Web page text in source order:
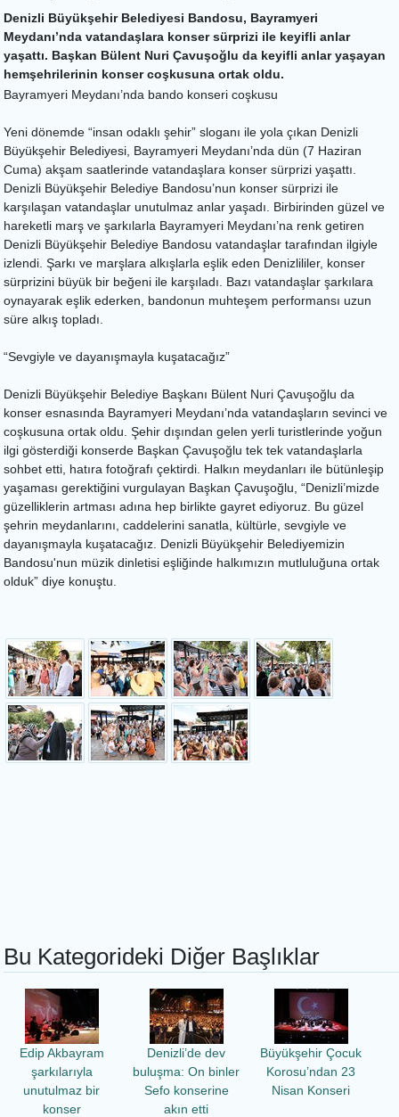
Denizli Büyükşehir Belediyesi Bandosu, Bayramyeri
Meydanı’nda vatandaşlara konser sürprizi ile keyifli anlar
yaşattı. Başkan Bülent Nuri Çavuşoğlu da keyifli anlar yaşayan
hemşehrilerinin konser coşkusuna ortak oldu.
Bayramyeri Meydanı’nda bando konseri coşkusu
Yeni dönemde “insan odaklı şehir” sloganı ile yola çıkan Denizli
Büyükşehir Belediyesi, Bayramyeri Meydanı’nda dün (7 Haziran
Cuma) akşam saatlerinde vatandaşlara konser sürprizi yaşattı.
Denizli Büyükşehir Belediye Bandosu’nun konser sürprizi ile
karşılaşan vatandaşlar unutulmaz anlar yaşadı. Birbirinden güzel ve
hareketli marş ve şarkılarla Bayramyeri Meydanı’na renk getiren
Denizli Büyükşehir Belediye Bandosu vatandaşlar tarafından ilgiyle
izlendi. Şarkı ve marşlara alkışlarla eşlik eden Denizlililer, konser
sürprizini büyük bir beğeni ile karşıladı. Bazı vatandaşlar şarkılara
oynayarak eşlik ederken, bandonun muhteşem performansı uzun
süre alkış topladı.
“Sevgiyle ve dayanışmayla kuşatacağız”
Denizli Büyükşehir Belediye Başkanı Bülent Nuri Çavuşoğlu da
konser esnasında Bayramyeri Meydanı’nda vatandaşların sevinci ve
coşkusuna ortak oldu. Şehir dışından gelen yerli turistlerinde yoğun
ilgi gösterdiği konserde Başkan Çavuşoğlu tek tek vatandaşlarla
sohbet etti, hatıra fotoğrafı çektirdi. Halkın meydanları ile bütünleşip
yaşaması gerektiğini vurgulayan Başkan Çavuşoğlu, “Denizli’mizde
güzelliklerin artması adına hep birlikte gayret ediyoruz. Bu güzel
şehrin meydanlarını, caddelerini sanatla, kültürle, sevgiyle ve
dayanışmayla kuşatacağız. Denizli Büyükşehir Belediyemizin
Bandosu'nun müzik dinletisi eşliğinde halkımızın mutluluğuna ortak
olduk” diye konuştu.
Bu Kategorideki Diğer Başlıklar
Edip Akbayram
şarkılarıyla
unutulmaz bir
konser
Denizli’de dev
buluşma: On binler
Sefo konserine
akın etti
Büyükşehir Çocuk
Korosu’ndan 23
Nisan Konseri